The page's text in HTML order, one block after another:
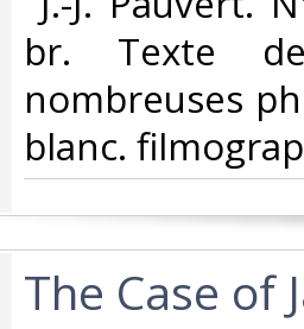
br. Texte
nombreuses
blanc.
‎The Case of